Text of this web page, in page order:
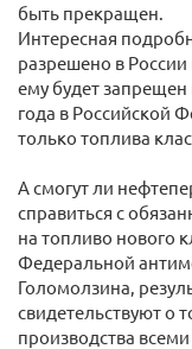
быть прекращен.
Интересная
разрешено в России
ему будет
года в Российской
только топлива
А смогут ли
справиться с
на топливо нового
Федеральной
Голомолзина,
свидетельствуют о
производства